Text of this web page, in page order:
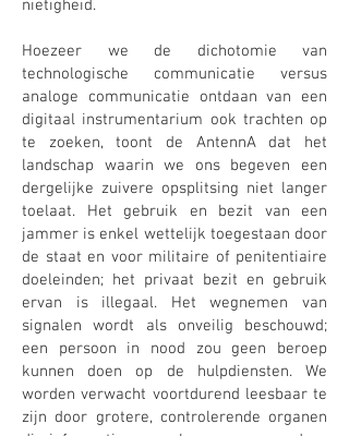
nietigheid.
Hoezeer we de dichotomie van
technologische communicatie versus
analoge communicatie ontdaan van een
digitaal instrumentarium ook trachten op
te zoeken, toont de AntennA dat het
landschap waarin we ons begeven een
dergelijke zuivere opsplitsing niet langer
toelaat. Het gebruik en bezit van een
jammer is enkel wettelijk toegestaan door
de staat en voor militaire of penitentiaire
doeleinden; het privaat bezit en gebruik
ervan is illegaal. Het wegnemen van
signalen wordt als onveilig beschouwd;
een persoon in nood zou geen beroep
kunnen doen op de hulpdiensten. We
worden verwacht voortdurend leesbaar te
zijn door grotere, controlerende organen